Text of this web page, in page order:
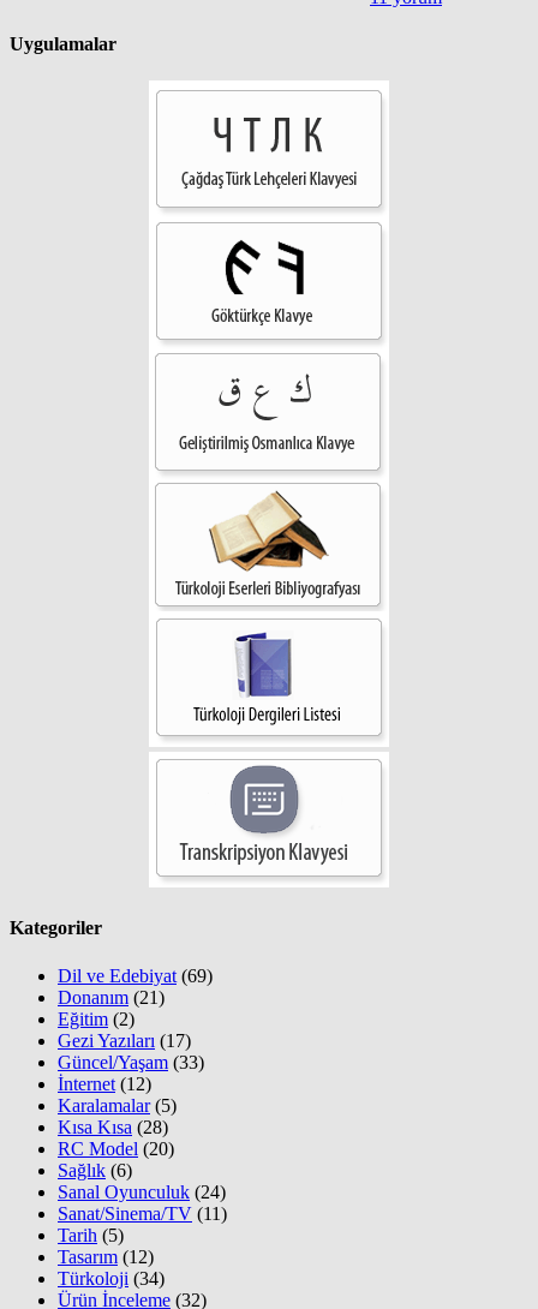
Uygulamalar
Kategoriler
Dil ve Edebiyat (69)
Donanım (21)
Eğitim (2)
Gezi Yazıları (17)
Güncel/Yaşam (33)
İnternet (12)
Karalamalar(5)
Kısa Kısa (28)
RC Model (20)
Sağlık (6)
Sanal Oyunculuk (24)
Sanat/Sinema/TV (11)
Tarih (5)
Tasarım (12)
Türkoloji (34)
Ürün İnceleme (32)